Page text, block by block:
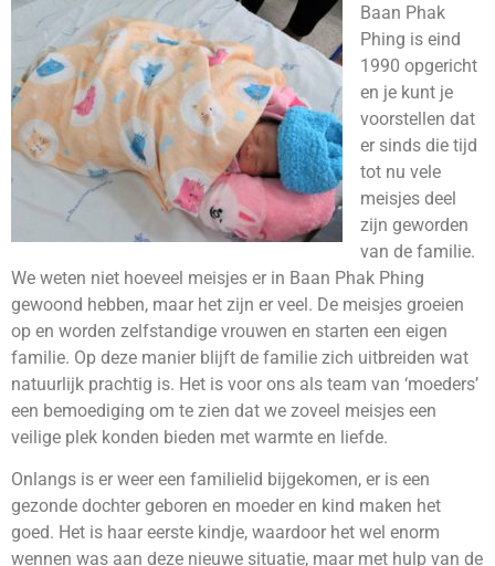
Baan Phak
Phing is eind
1990 opgericht
en je kunt je
voorstellen dat
er sinds die tijd
tot nu vele
meisjes deel
zijn geworden
van de familie.
We weten niet hoeveel meisjes er in Baan Phak Phing
gewoond hebben, maar het zijn er veel. De meisjes groeien
op en worden zelfstandige vrouwen en starten een eigen
familie. Op deze manier blijft de familie zich uitbreiden wat
natuurlijk prachtig is. Het is voor ons als team van ‘moeders’
een bemoediging om te zien dat we zoveel meisjes een
veilige plek konden bieden met warmte en liefde.
Onlangs is er weer een familielid bijgekomen, er is een
gezonde dochter geboren en moeder en kind maken het
goed. Het is haar eerste kindje, waardoor het wel enorm
wennen was aan deze nieuwe situatie, maar met hulp van de